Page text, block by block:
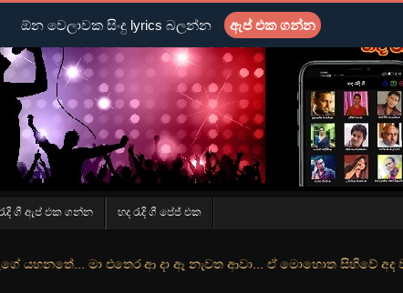
ගී ඇප් එක ගන්න හද රැදි ගී පේජ් එක
එතෙර ආ දා ඈ නැවත ආවා... ඒ මොහොත සිහිවේ අද වගේ... මා
ඕන වෙලාවක සිංදු lyrics බලන්න ඇප් එක ගන්න